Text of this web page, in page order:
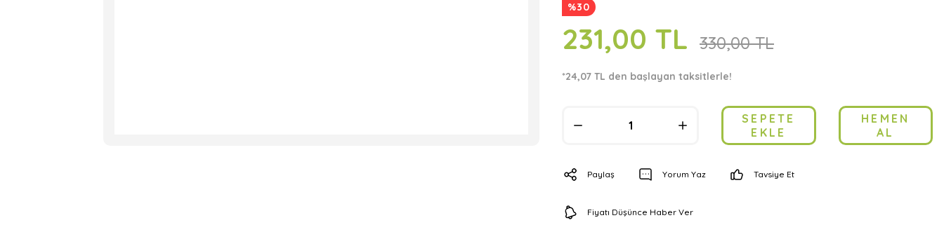
%30
231,00 TL 330,00 TL
*24,07 TL den başlayan taksitlerle!
SEPETE
EKLE
HEMEN
AL
Paylaş Yorum Yaz Tavsiye Et
Fiyatı Düşünce Haber Ver